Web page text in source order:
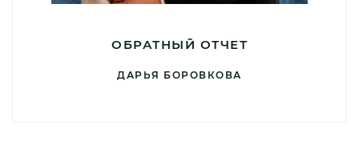
ОБРАТНЫЙ ОТЧЕТ
ДАРЬЯ БОРОВКОВА